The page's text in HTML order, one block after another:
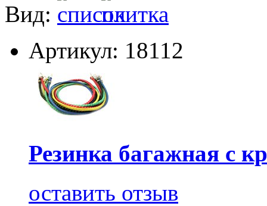
Вид:
Артикул: 18112
Резинка багажная с
оставить отзыв